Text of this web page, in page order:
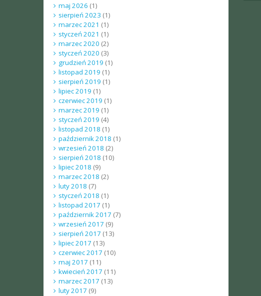
maj 2026 (1)
sierpień 2023 (1)
marzec 2021 (1)
styczeń 2021 (1)
marzec 2020 (2)
styczeń 2020 (3)
grudzień 2019 (1)
listopad 2019 (1)
sierpień 2019 (1)
lipiec 2019 (1)
czerwiec 2019 (1)
marzec 2019 (1)
styczeń 2019 (4)
listopad 2018 (1)
październik 2018 (1)
wrzesień 2018 (2)
sierpień 2018 (10)
lipiec 2018 (9)
marzec 2018 (2)
luty 2018 (7)
styczeń 2018 (1)
listopad 2017 (1)
październik 2017 (7)
wrzesień 2017 (9)
sierpień 2017 (13)
lipiec 2017 (13)
czerwiec 2017 (10)
maj 2017 (11)
kwiecień 2017 (11)
marzec 2017 (13)
luty 2017 (9)